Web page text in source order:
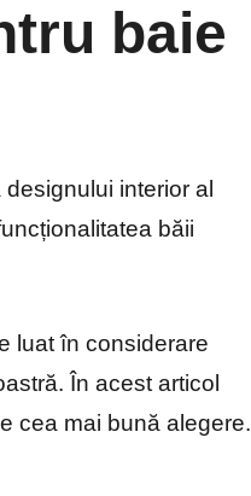
baie
interior al
băii
luat în considerare
În acest articol
cea mai bună alegere.